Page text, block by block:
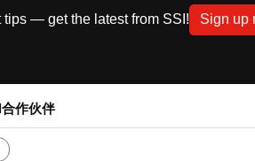
— get the latest from SSI! Sign up
作伙伴